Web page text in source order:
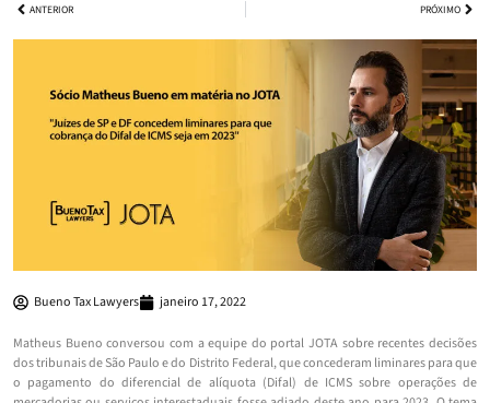
ANTERIOR PRÓXIMO
Bueno Tax Lawyers janeiro 17, 2022
Matheus Bueno conversou com a equipe do portal JOTA sobre recentes decisões
dos tribunais de São Paulo e do Distrito Federal, que concederam liminares para que
o pagamento do diferencial de alíquota (Difal) de ICMS sobre operações de